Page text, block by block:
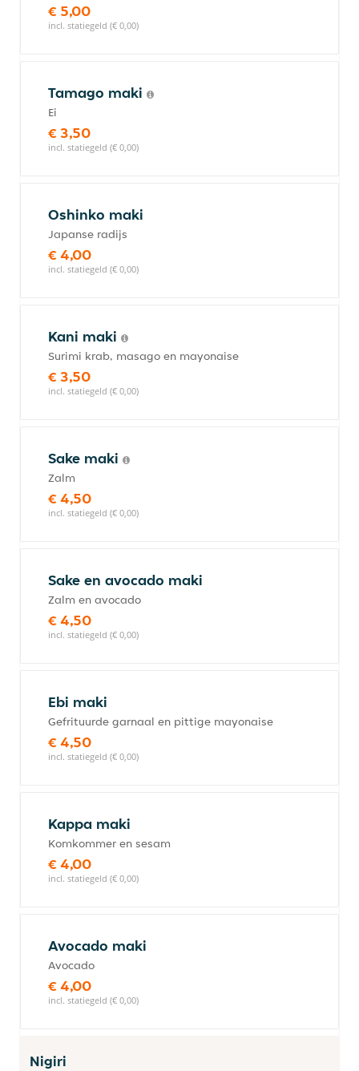
€ 5,00
incl. statiegeld (€ 0,00)
Tamago maki
Ei
€ 3,50
incl. statiegeld (€ 0,00)
Oshinko maki
Japanse radijs
€ 4,00
incl. statiegeld (€ 0,00)
Kani maki
Surimi krab, masago en mayonaise
€ 3,50
incl. statiegeld (€ 0,00)
Sake maki
Zalm
€ 4,50
incl. statiegeld (€ 0,00)
Sake en avocado maki
Zalm en avocado
€ 4,50
incl. statiegeld (€ 0,00)
Ebi maki
Gefrituurde garnaal en pittige mayonaise
€ 4,50
incl. statiegeld (€ 0,00)
Kappa maki
Komkommer en sesam
€ 4,00
incl. statiegeld (€ 0,00)
Avocado maki
Avocado
€ 4,00
incl. statiegeld (€ 0,00)
Nigiri